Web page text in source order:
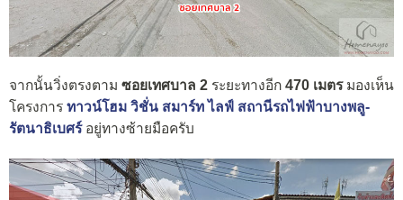
จากนั้นวิ่งตรงตาม ซอยเทศบาล 2 ระยะทางอีก 470 เมตรมองเห็น
โครงการ ทาวน์โฮม วิชั่น สมาร์ท ไลฟ์ สถานีรถไฟฟ้าบางพลู-
รัตนาธิเบศร์ อยู่ทางซ้ายมือครับ